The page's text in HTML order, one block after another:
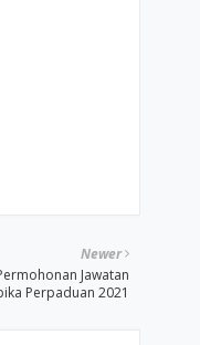
Newer
Jawatan
Perpaduan 2021